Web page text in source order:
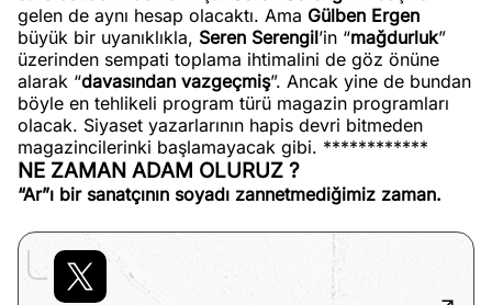
gelen de aynı hesap olacaktı. Ama Gülben Ergen
büyük bir uyanıklıkla, Seren Serengil’in “mağdurluk”
üzerinden sempati toplama ihtimalini de göz önüne
alarak “davasından vazgeçmiş”. Ancak yine de bundan
böyle en tehlikeli program türü magazin programları
olacak. Siyaset yazarlarının hapis devri bitmeden
magazincilerinki başlamayacak gibi. ************
NE ZAMAN ADAM OLURUZ ?
“Ar”ı bir sanatçının soyadı zannetmediğimiz zaman.